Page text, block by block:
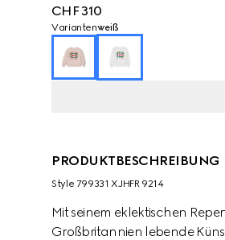
CHF 310
Variantenweiß
PRODUKTBESCHREIBUNG
Style ‎799331 XJHFR 9214
Mit seinem eklektischen
Großbritannien lebende